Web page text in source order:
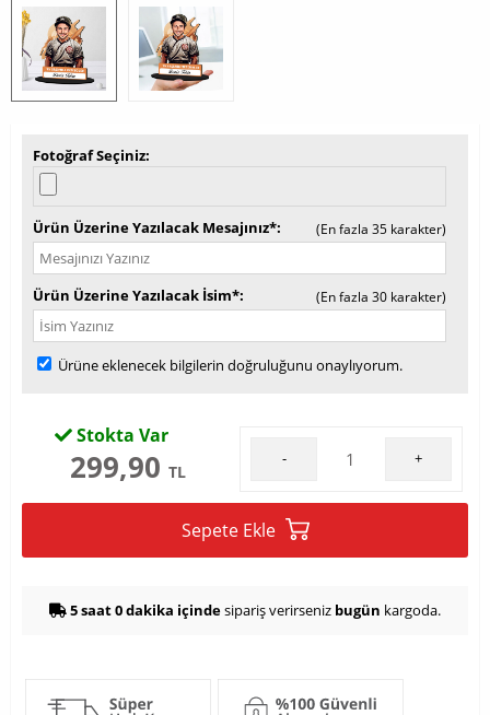
Fotoğraf Seçiniz
Ürün Üzerine Yazılacak Mesajınız* (En fazla 35 karakter)
Ürün Üzerine Yazılacak İsim* (En fazla 30 karakter)
Ürüne eklenecek bilgilerin doğruluğunu onaylıyorum.
Stokta Var
299,90 TL
- +
Sepete Ekle
5 saat 0 dakika içindesipariş verirseniz bugün kargoda.